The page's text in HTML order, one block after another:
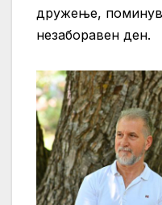
дружење,
незаборавен ден.